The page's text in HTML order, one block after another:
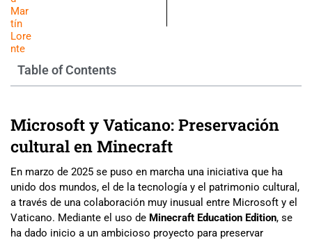
Table of Contents
Microsoft y Vaticano: Preservación
cultural en Minecraft
En marzo de 2025 se puso en marcha una iniciativa que ha
unido dos mundos, el de la tecnología y el patrimonio cultural,
a través de una colaboración muy inusual entre Microsoft y el
Vaticano. Mediante el uso de Minecraft Education Edition, se
ha dado inicio a un ambicioso proyecto para preservar